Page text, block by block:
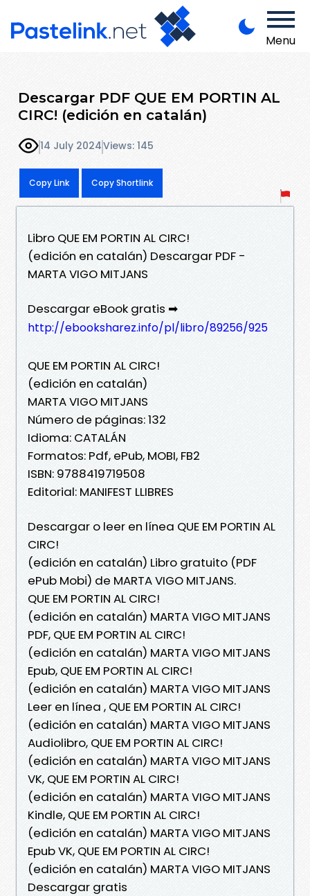
Menu
Descargar PDF QUE EM PORTIN AL
CIRC! (edición en catalán)
14 July 2024Views: 145
Copy Link Copy Shortlink
Libro QUE EM PORTIN AL CIRC!
(edición en catalán) Descargar PDF -
MARTA VIGO MITJANS
Descargar eBook gratis ➡
http://ebooksharez.info/pl/libro/89256/925
QUE EM PORTIN AL CIRC!
(edición en catalán)
MARTA VIGO MITJANS
Número de páginas: 132
Idioma: CATALÁN
Formatos: Pdf, ePub, MOBI, FB2
ISBN: 9788419719508
Editorial: MANIFEST LLIBRES
Descargar o leer en línea QUE EM PORTIN AL
CIRC!
(edición en catalán) Libro gratuito (PDF
ePub Mobi) de MARTA VIGO MITJANS.
QUE EM PORTIN AL CIRC!
(edición en catalán) MARTA VIGO MITJANS
PDF, QUE EM PORTIN AL CIRC!
(edición en catalán) MARTA VIGO MITJANS
Epub, QUE EM PORTIN AL CIRC!
(edición en catalán) MARTA VIGO MITJANS
Leer en línea , QUE EM PORTIN AL CIRC!
(edición en catalán) MARTA VIGO MITJANS
Audiolibro, QUE EM PORTIN AL CIRC!
(edición en catalán) MARTA VIGO MITJANS
VK, QUE EM PORTIN AL CIRC!
(edición en catalán) MARTA VIGO MITJANS
Kindle, QUE EM PORTIN AL CIRC!
(edición en catalán) MARTA VIGO MITJANS
Epub VK, QUE EM PORTIN AL CIRC!
(edición en catalán) MARTA VIGO MITJANS
Descargar gratis